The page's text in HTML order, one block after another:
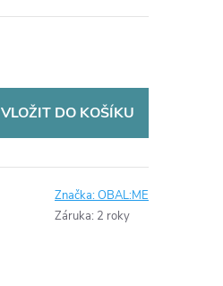
VLOŽIT DO KOŠÍKU
Značka:OBAL:ME
Záruka: 2 roky